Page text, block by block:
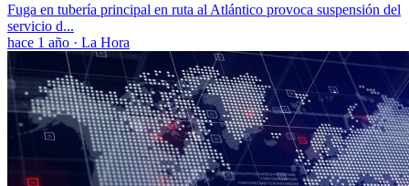
Fuga en tubería principal en ruta al Atlántico provoca suspensión del
servicio d...
hace 1 año · La Hora